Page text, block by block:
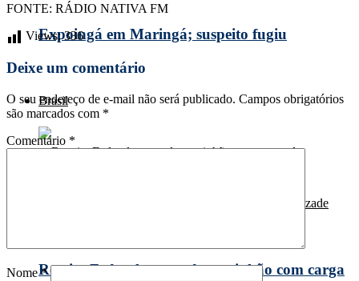
Expoingá em Maringá; suspeito fugiu
Brasil
Receita Federal apreende caminhão com carga
FONTE: RÁDIO NATIVA FM
Views: 336
Deixe um comentário
O seu endereço de e-mail não será publicado. Campos obrigatórios
são marcados com *
Comentário *
Nome*